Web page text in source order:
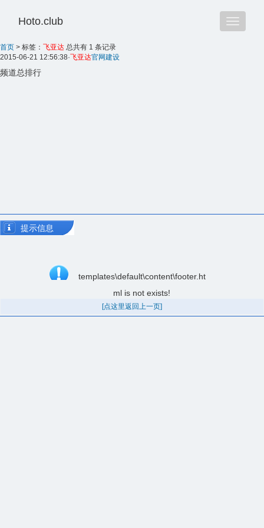
Toggle
Hoto.club
首页 > 标签： 飞亚达 总共有 1 条记录
2015-06-21 12:56:38·飞亚达官网建设
频道总排行
提示信息
templates\default\content\footer.ht
ml is not exists!
[点这里返回上一页]